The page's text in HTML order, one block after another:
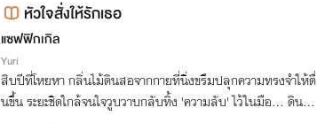
หัวใจสั่งให้รักเธอ
แซฟฟิกเกิล
Yuri
สิบปีที่โหยหา กลิ่นไม้ดินสอจากกายที่นิ่งขรึมปลุกความทรงจำให้ตื่
นขึ้น ระยะชิดใกล้จนใจวูบวาบกลับทิ้ง 'ความลับ' ไว้ในมือ... ดินสอ